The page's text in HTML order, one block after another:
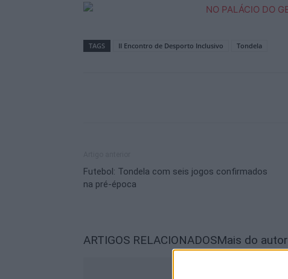
TAGS II Encontro de Desporto Inclusivo Tondela
Futebol: Tondela com seis jogos confirmados
na pré-época
ARTIGOS RELACIONADOSMais do autor